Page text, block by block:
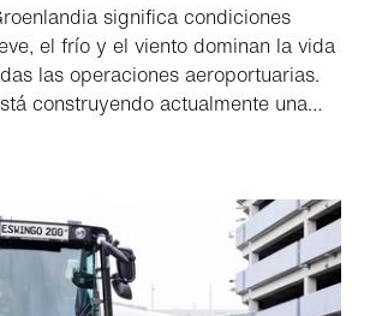
significa condiciones
el frío y el viento dominan la vida
las operaciones aeroportuarias.
construyendo actualmente una
lo que plantea
a la tecnología de los servicios
que los opera.